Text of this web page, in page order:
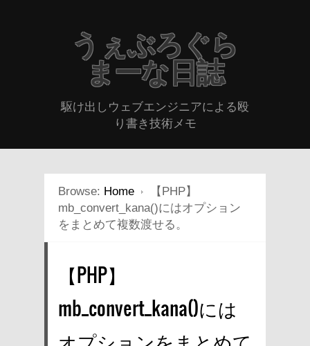
うぇぶろぐら
まーな日誌
駆け出しウェブエンジニアによる殴
り書き技術メモ
Browse: Home
【PHP】
mb_convert_kana()にはオプション
をまとめて複数渡せる。
【PHP】
mb_convert_kana()には